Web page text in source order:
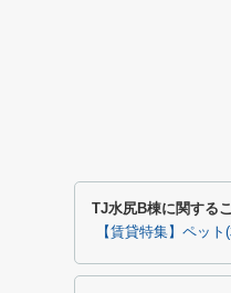
TJ水尻B棟に関する
【賃貸特集】ペット(